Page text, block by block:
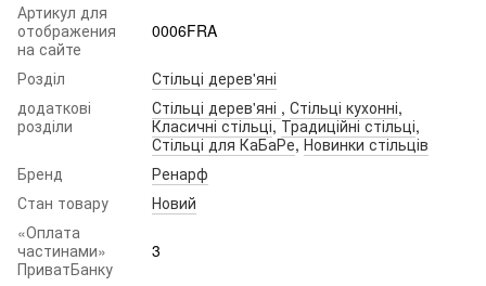
Артикул для
отображения
на сайте
0006FRA
Розділ
Стільці дерев'яні
додаткові
розділи
Стільці дерев'яні , Стільці кухонні,
Класичні стільці,Традиційні стільці,
Стільці для КаБаРе,Новинки стільців
Бренд
Ренарф
Стан товару
Новий
«Оплата
частинами»
ПриватБанку
3